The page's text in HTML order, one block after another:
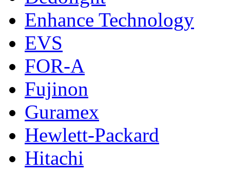
Enhance Technology
EVS
FOR-A
Fujinon
Guramex
Hewlett-Packard
Hitachi